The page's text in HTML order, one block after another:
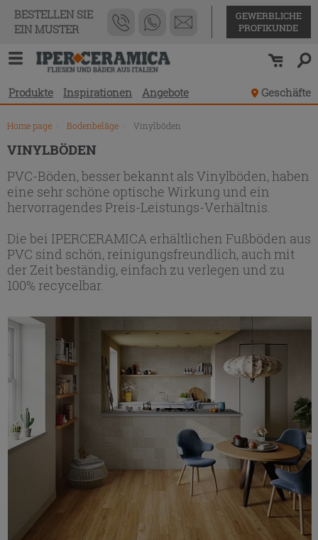
BESTELLEN SIE
EIN MUSTER
GEWERBLICHE
PROFIKUNDE
Produkte Inspirationen Angebote Geschäfte
Home page Bodenbeläge Vinylböden
VINYLBÖDEN
PVC-Böden, besser bekannt als Vinylböden, haben
eine sehr schöne optische Wirkung und ein
hervorragendes Preis-Leistungs-Verhältnis.
Die bei IPERCERAMICA erhältlichen Fußböden aus
PVC sind schön, reinigungsfreundlich, auch mit
der Zeit beständig, einfach zu verlegen und zu
100% recycelbar.
Produktverzeichnis